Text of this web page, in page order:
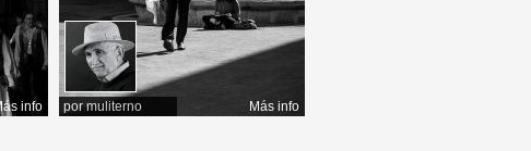
info por muliterno Más info